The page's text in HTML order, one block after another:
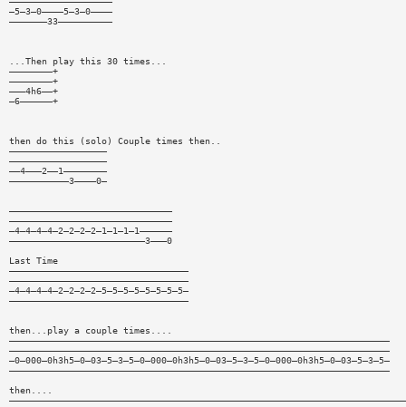
—5—3—0————5—3—0————
———————33——————————
...Then play this 30 times...
————————+
————————+
———4h6——+
—6——————+
then do this (solo) Couple times then..
——————————————————
——————————————————
——4———2——1————————
———————————3————0—
——————————————————————————————
——————————————————————————————
—4—4—4—4—2—2—2—2—1—1—1—1——————
—————————————————————————3———0
Last Time
—————————————————————————————————
—————————————————————————————————
—4—4—4—4—2—2—2—2—5—5—5—5—5—5—5—5—
—————————————————————————————————
then...play a couple times....
——————————————————————————————————————————————————————————————————————
——————————————————————————————————————————————————————————————————————
—0—000—0h3h5—0—03—5—3—5—0—000—0h3h5—0—03—5—3—5—0—000—0h3h5—0—03—5—3—5—
——————————————————————————————————————————————————————————————————————
then....